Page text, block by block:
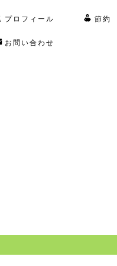
プロフィール 節約
お問い合わせ